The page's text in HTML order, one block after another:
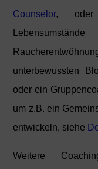
Counselor, oder
unterbewussten
oder ein
um z.B. ein
entwickeln, siehe
Weitere